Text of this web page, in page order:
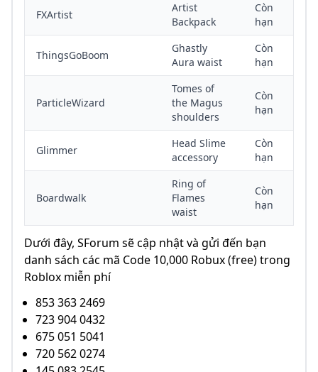
FXArtist
Artist
Backpack
Còn
hạn
ThingsGoBoom
Ghastly
Aura waist
Còn
hạn
ParticleWizard
Tomes of
the Magus
shoulders
Còn
hạn
Glimmer
Head Slime
accessory
Còn
hạn
Boardwalk
Ring of
Flames
waist
Còn
hạn
Dưới đây, SForum sẽ cập nhật và gửi đến bạn
danh sách các mã Code 10,000 Robux (free) trong
Roblox miễn phí
853 363 2469
723 904 0432
675 051 5041
720 562 0274